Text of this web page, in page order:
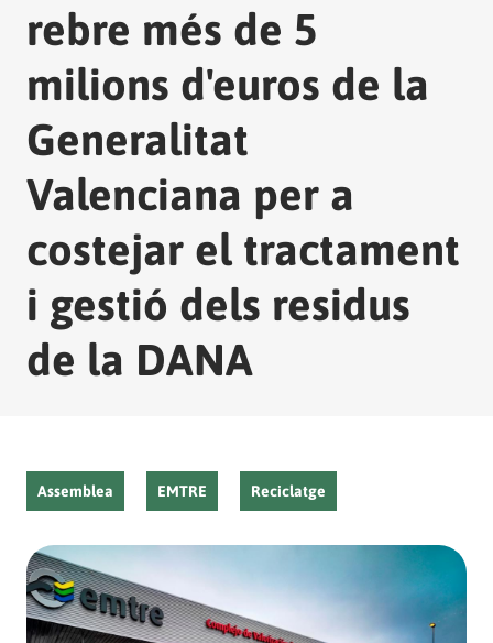
rebre més de 5
milions d'euros de la
Generalitat
Valenciana per a
costejar el tractament
i gestió dels residus
de la DANA
Assemblea EMTRE Reciclatge